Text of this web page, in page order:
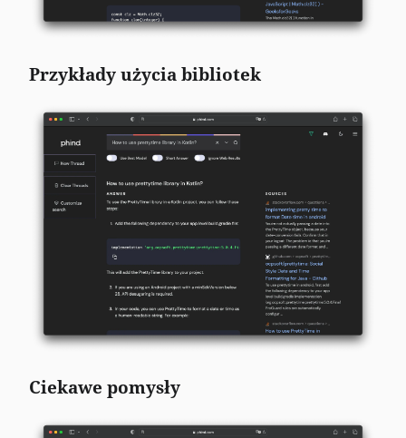
Przykłady użycia bibliotek
Ciekawe pomysły